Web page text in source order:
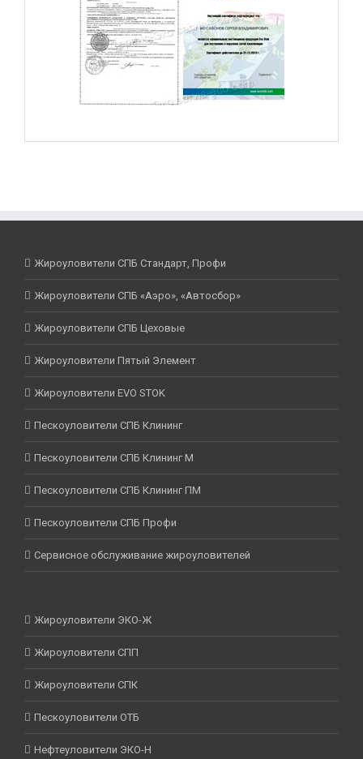
Жироуловители СПБ Стандарт, Профи
Жироуловители СПБ «Аэро», «Автосбор»
Жироуловители СПБ Цеховые
Жироуловители Пятый Элемент
Жироуловители EVO STOK
Пескоуловители СПБ Клининг
Пескоуловители СПБ Клининг М
Пескоуловители СПБ Клининг ПМ
Пескоуловители СПБ Профи
Сервисное обслуживание жироуловителей
Жироуловители ЭКО-Ж
Жироуловители СПП
Жироуловители СПК
Пескоуловители ОТБ
Нефтеуловители ЭКО-Н